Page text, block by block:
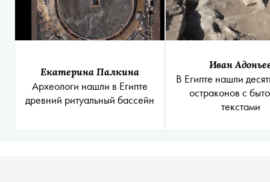
Екатерина Палкина
Археологи нашли в Египте
древний ритуальный бассейн
Иван
В Египте нашли
остраконов с
текстами